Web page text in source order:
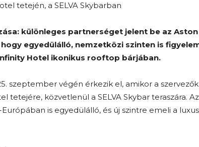
tetején, a SELVA Skybarban
különleges partnerséget jelent be az
hogy egyedülálló, nemzetközi szinten is
Hotel ikonikus rooftop bárjában.
szeptember végén érkezik el, amikor a
közvetlenül a SELVA Skybar teraszára.
is egyedülálló, és új szintre emeli a